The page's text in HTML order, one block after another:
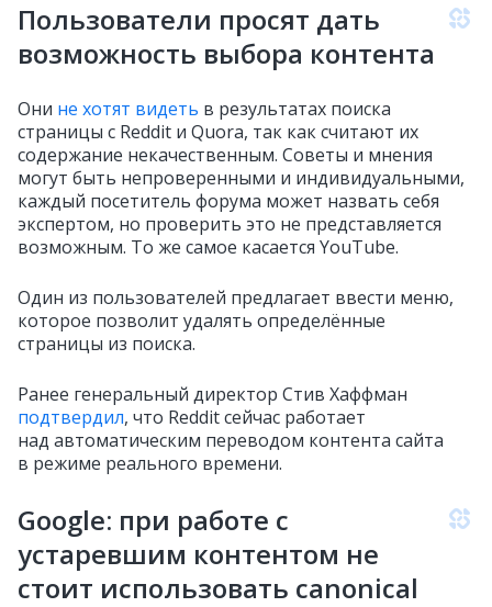
Пользователи просят дать
возможность выбора контента
Они не хотят видеть в результатах поиска
страницы с Reddit и Quora, так как считают их
содержание некачественным. Советы и мнения
могут быть непроверенными и индивидуальными,
каждый посетитель форума может назвать себя
экспертом, но проверить это не представляется
возможным. То же самое касается YouTube.
Один из пользователей предлагает ввести меню,
которое позволит удалять определённые
страницы из поиска.
Ранее генеральный директор Стив Хаффман
подтвердил, что Reddit сейчас работает
над автоматическим переводом контента сайта
в режиме реального времени.
Google: при работе с
устаревшим контентом не
стоит использовать canonical